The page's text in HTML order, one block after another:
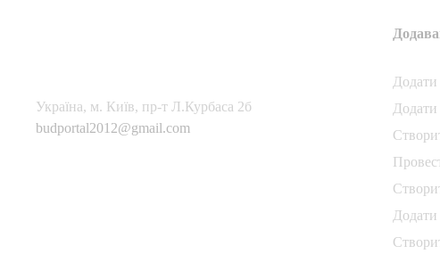
Українa, м. Київ, пр-т Л.Курбаса 2б
budportal2012@gmail.com
Додати
Додати